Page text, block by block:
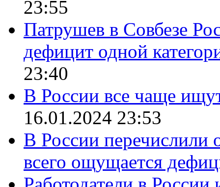
23:55
Патрушев в Совбезе
дефицит одной
23:40
В России все чаще
16.01.2024 23:53
В России перечислили
всего ощущается